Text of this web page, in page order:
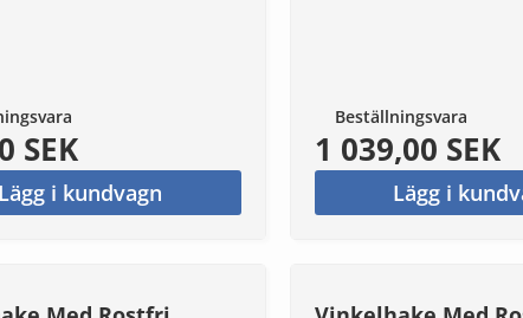
SEK
Lägg i kundvagn
Beställningsvara
1 039,00 SEK
Lägg i